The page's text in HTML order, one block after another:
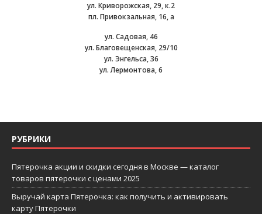
ул. Криворожская, 29, к.2
пл. Привокзальная, 16, а
ул. Садовая, 46
ул. Благовещенская, 29/10
ул. Энгельса, 36
ул. Лермонтова, 6
РУБРИКИ
Пятерочка акции и скидки сегодня в Москве — каталог
товаров пятерочки с ценами 2025
Выручай карта Пятерочка: как получить и активировать
карту Пятерочки